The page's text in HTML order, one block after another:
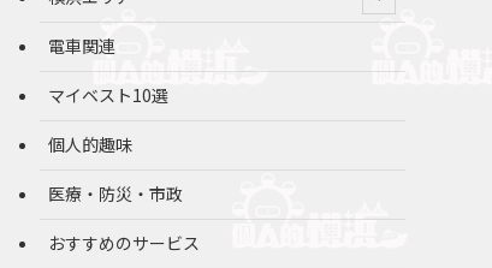
電車関連
マイベスト10選
個人的趣味
医療・防災・市政
おすすめのサービス